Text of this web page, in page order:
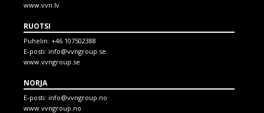
www.vvn.lv
RUOTSI
Puhelin: +46 107502388
E-posti: info@vvngroup.se
www.vvngroup.se
NORJA
E-posti: info@vvngroup.no
www.vvngroup.no